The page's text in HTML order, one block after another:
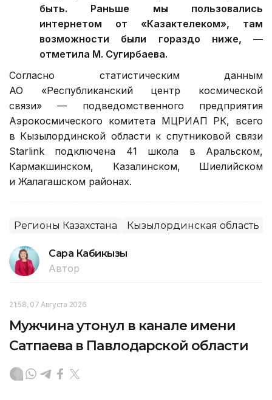
быть. Раньше мы пользовались
интернетом от «Казактелеком», там
возможности были гораздо ниже, —
отметила М. Сугирбаева.
Согласно статистическим данным
АО «Республиканский центр космической
связи» — подведомственного предприятия
Аэрокосмического комитета МЦРИАП РК, всего
в Кызылординской области к спутниковой связи
Starlink подключена 41 школа в Аральском,
Кармакшинском, Казалинском, Шиелийском
и Жалагашском районах.
Регионы Казахстана Кызылординская область
Сара Кабикызы
Автор
21:58, 07 Августа 2026
Мужчина утонул в канале имени
Сатпаева в Павлодарской области